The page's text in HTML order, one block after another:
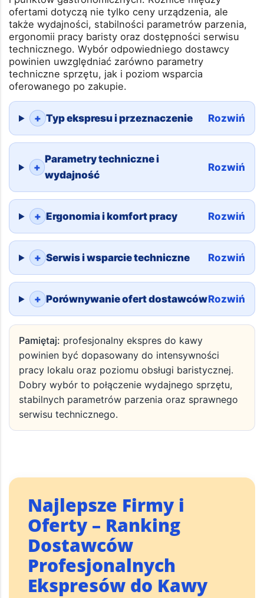
Profesjonalne ekspresy do kawysą podstawowym
elementem wyposażenia kawiarni, restauracji, hoteli
i punktów gastronomicznych. Różnice między
ofertami dotyczą nie tylko ceny urządzenia, ale
także wydajności, stabilności parametrów parzenia,
ergonomii pracy baristy oraz dostępności serwisu
technicznego. Wybór odpowiedniego dostawcy
powinien uwzględniać zarówno parametry
techniczne sprzętu, jak i poziom wsparcia
oferowanego po zakupie.
+ Typ ekspresu i przeznaczenie Rozwiń
+
wydajność
Rozwiń
+ Ergonomia i komfort pracy Rozwiń
+ Serwis i wsparcie techniczne Rozwiń
+ Porównywanie ofert dostawców
Pamiętaj:profesjonalny ekspres do kawy
powinien być dopasowany do intensywności
pracy lokalu oraz poziomu obsługi baristycznej.
Dobry wybór to połączenie wydajnego sprzętu,
Najlepsze Firmy i
Oferty – Ranking
Dostawców